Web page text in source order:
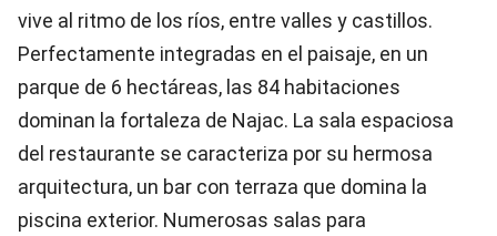
vive al ritmo de los ríos, entre valles y castillos.
Perfectamente integradas en el paisaje, en un
parque de 6 hectáreas, las 84 habitaciones
dominan la fortaleza de Najac. La sala espaciosa
del restaurante se caracteriza por su hermosa
arquitectura, un bar con terraza que domina la
piscina exterior. Numerosas salas para